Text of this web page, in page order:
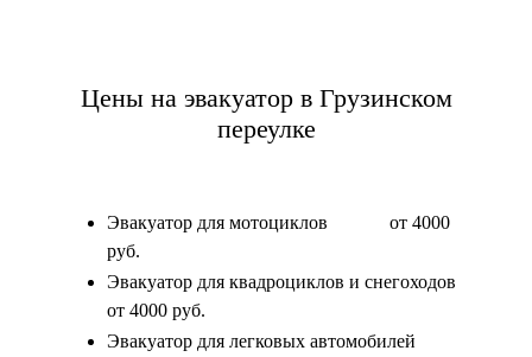
Цены на эвакуатор в Грузинском
переулке
Эвакуатор для мотоциклов
от 4000
руб.
Эвакуатор для квадроциклов и снегоходов
от 4000 руб.
Эвакуатор для легковых автомобилей